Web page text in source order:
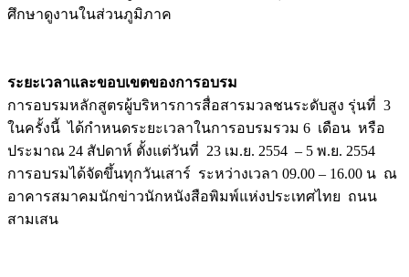
ศึกษาดูงานในส่วนภูมิภาค
ระยะเวลาและขอบเขตของการอบรม
การอบรมหลักสูตรผู้บริหารการสื่อสารมวลชนระดับสูง รุ่นที่ 3
ในครั้งนี้ ได้กำหนดระยะเวลาในการอบรมรวม 6 เดือน หรือ
ประมาณ 24 สัปดาห์ ตั้งแต่วันที่ 23 เม.ย. 2554 – 5 พ.ย. 2554
การอบรมได้จัดขึ้นทุกวันเสาร์ ระหว่างเวลา 09.00 – 16.00 น ณ
อาคารสมาคมนักข่าวนักหนังสือพิมพ์แห่งประเทศไทย ถนน
สามเสน